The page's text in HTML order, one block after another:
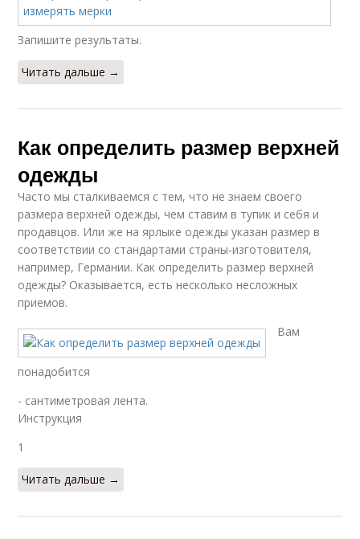
Запишите результаты.
Читать дальше →
Как определить размер верхней
одежды
Часто мы сталкиваемся с тем, что не знаем своего
размера верхней одежды, чем ставим в тупик и себя и
продавцов. Или же на ярлыке одежды указан размер в
соответствии со стандартами страны-изготовителя,
например, Германии. Как определить размер верхней
одежды? Оказывается, есть несколько несложных
приемов.
Вам
понадобится
- сантиметровая лента.
Инструкция
1
Читать дальше →